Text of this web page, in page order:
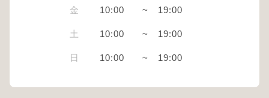
金 10:00 ~ 19:00
土 10:00 ~ 19:00
日 10:00 ~ 19:00